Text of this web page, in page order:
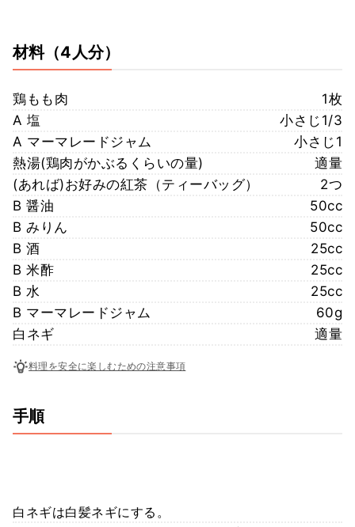
材料（4人分）
鶏もも肉
1枚
A 塩
小さじ1/3
A マーマレードジャム
小さじ1
熱湯(鶏肉がかぶるくらいの量)
適量
(あれば)お好みの紅茶（ティーバッグ）
2つ
B 醤油
50cc
B みりん
50cc
B 酒
25cc
B 米酢
25cc
B 水
25cc
B マーマレードジャム
60g
白ネギ
適量
料理を安全に楽しむための注意事項
手順
白ネギは白髪ネギにする。